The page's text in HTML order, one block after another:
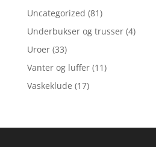
Uncategorized (81)
Underbukser og trusser (4)
Uroer (33)
Vanter og luffer (11)
Vaskeklude (17)